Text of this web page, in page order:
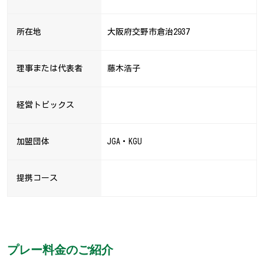
所在地 大阪府交野市倉治2937
理事または代表者 藤木浩子
経営トピックス
加盟団体 JGA・KGU
提携コース
プレー料金のご紹介